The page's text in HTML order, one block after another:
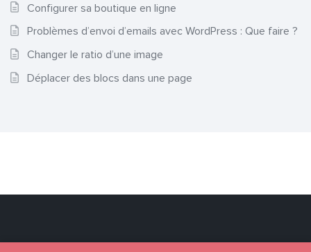
Configurer sa boutique en ligne
Problèmes d’envoi d’emails avec WordPress : Que faire ?
Changer le ratio d’une image
Déplacer des blocs dans une page